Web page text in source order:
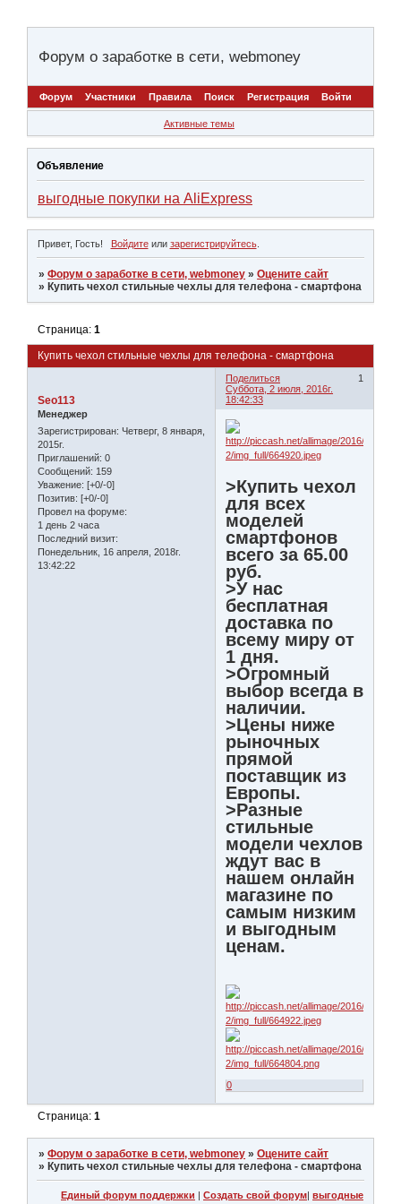
Форум о заработке в сети, webmoney
Форум Участники Правила Поиск Регистрация Войти
Активные темы
Объявление
выгодные покупки на AliExpress
Привет, Гость! Войдитеили зарегистрируйтесь.
»Форум о заработке в сети, webmoney »Оцените сайт
» Купить чехол стильные чехлы для телефона - смартфона
Купить чехол стильные чехлы для телефона - смартфона
Страница:1
Поделиться
1
Суббота, 2 июля, 2016г.
18:42:33
Seo113
Менеджер
Зарегистрирован: Четверг, 8 января,
2015г.
Приглашений: 0
Сообщений: 159
Уважение: [+0/-0]
Позитив: [+0/-0]
Провел на форуме:
1 день 2 часа
Последний визит:
Понедельник, 16 апреля, 2018г.
13:42:22
>Купить чехол
для всех
моделей
смартфонов
всего за 65.00
руб.
>У нас
бесплатная
доставка по
всему миру от
1 дня.
>Огромный
выбор всегда в
наличии.
>Цены ниже
рыночных
прямой
поставщик из
Европы.
>Разные
стильные
модели чехлов
ждут вас в
нашем онлайн
магазине по
самым низким
и выгодным
ценам.
0
Страница:1
»Форум о заработке в сети, webmoney »Оцените сайт
» Купить чехол стильные чехлы для телефона - смартфона
Единый форум поддержки | Создать свой форум| выгодные